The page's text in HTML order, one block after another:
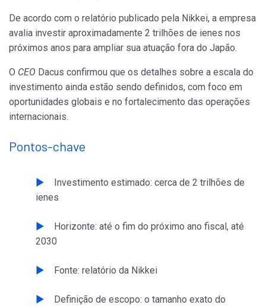
De acordo com o relatório publicado pela Nikkei, a empresa
avalia investir aproximadamente 2 trilhões de ienes nos
próximos anos para ampliar sua atuação fora do Japão.
O CEO Dacus confirmou que os detalhes sobre a escala do
investimento ainda estão sendo definidos, com foco em
oportunidades globais e no fortalecimento das operações
internacionais.
Pontos-chave
Investimento estimado: cerca de 2 trilhões de
ienes
Horizonte: até o fim do próximo ano fiscal, até
2030
Fonte: relatório da Nikkei
Definição de escopo: o tamanho exato do